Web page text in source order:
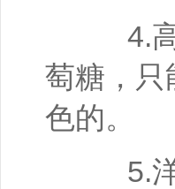
4.高
萄糖，只
色的。
5.洋